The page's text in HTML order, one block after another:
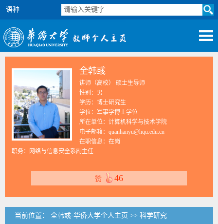
语种
全韩彧
讲师（高校） 硕士生导师
性别：男
学历：博士研究生
学位：军事学博士学位
所在单位：计算机科学与技术学院
电子邮箱： quanhanyu@hqu.edu.cn
在职信息：在岗
职务：网络与信息安全系副主任
赞 46
当前位置： 全韩彧-华侨大学个人主页 >> 科学研究